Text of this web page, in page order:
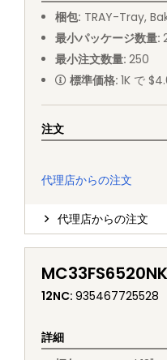
梱包: TRAY-Tray,
最小パッケージ数量:
最小注文数量: 250
標準価格: 1K で
注文
代理店からの注文
代理店からの注文
12NC: 935467725528
詳細